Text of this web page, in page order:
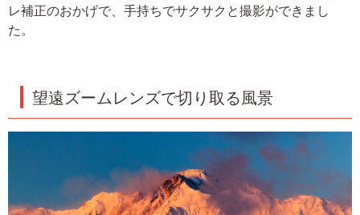
レ補正のおかげで、手持ちでサクサクと撮影ができまし
た。
望遠ズームレンズで切り取る風景